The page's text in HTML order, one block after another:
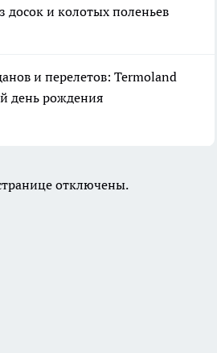
досок и колотых поленьев
и перелетов: Termoland
день рождения
отключены.